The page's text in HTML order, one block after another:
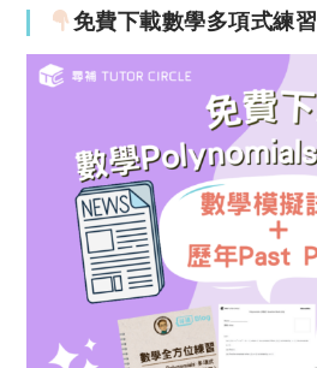
免費下載數學多項式練習